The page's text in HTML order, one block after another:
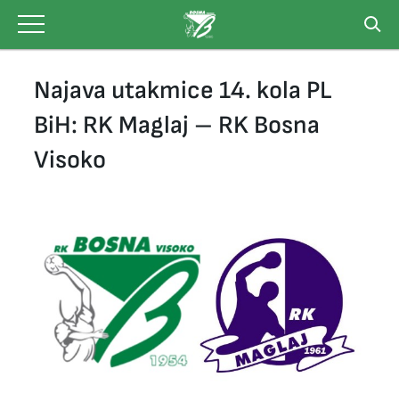
content
Najava utakmice 14. kola PL
BiH: RK Maglaj – RK Bosna
Visoko